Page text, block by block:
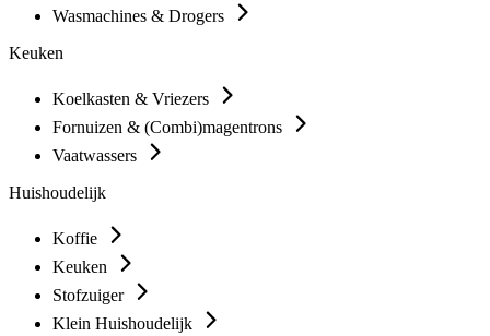
Wasmachines & Drogers
Keuken
Koelkasten & Vriezers
Fornuizen & (Combi)magentrons
Vaatwassers
Huishoudelijk
Koffie
Keuken
Stofzuiger
Klein Huishoudelijk